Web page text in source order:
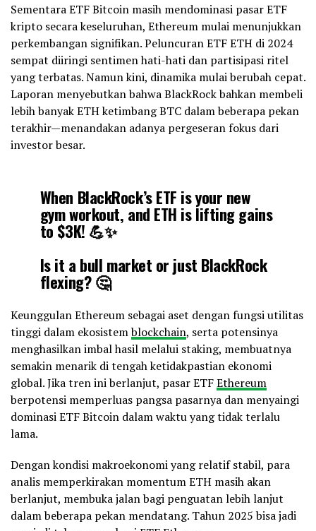
Sementara ETF Bitcoin masih mendominasi pasar ETF
kripto secara keseluruhan, Ethereum mulai menunjukkan
perkembangan signifikan. Peluncuran ETF ETH di 2024
sempat diiringi sentimen hati-hati dan partisipasi ritel
yang terbatas. Namun kini, dinamika mulai berubah cepat.
Laporan menyebutkan bahwa BlackRock bahkan membeli
lebih banyak ETH ketimbang BTC dalam beberapa pekan
terakhir—menandakan adanya pergeseran fokus dari
investor besar.
When BlackRock’s ETF is your new
gym workout, and ETH is lifting gains
to $3K! 💪✨
Is it a bull market or just BlackRock
flexing? 🤔
Find out here:
https://t.co/qtyJm2wMmM#Ethereum
#ETH#Crypto#InvestSmart
#Investors #Bitcoin#CryptoMeme
— Coinlive.me (@coinlivedotme)July 13, 2025
Keunggulan Ethereum sebagai aset dengan fungsi utilitas
tinggi dalam ekosistemblockchain, serta potensinya
menghasilkan imbal hasil melalui staking, membuatnya
semakin menarik di tengah ketidakpastian ekonomi
global. Jika tren ini berlanjut, pasar ETFEthereum
berpotensi memperluas pangsa pasarnya dan menyaingi
dominasi ETF Bitcoin dalam waktu yang tidak terlalu
lama.
Dengan kondisi makroekonomi yang relatif stabil, para
analis memperkirakan momentum ETH masih akan
berlanjut, membuka jalan bagi penguatan lebih lanjut
dalam beberapa pekan mendatang. Tahun 2025 bisa jadi